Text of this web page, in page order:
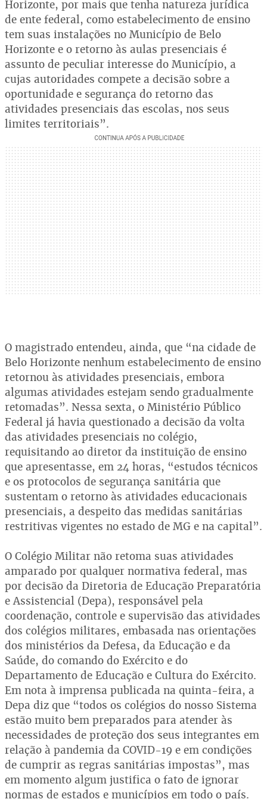
Horizonte, por mais que tenha natureza jurídica
de ente federal, como estabelecimento de ensino
tem suas instalações no Município de Belo
Horizonte e o retorno às aulas presenciais é
assunto de peculiar interesse do Município, a
cujas autoridades compete a decisão sobre a
oportunidade e segurança do retorno das
atividades presenciais das escolas, nos seus
limites territoriais”.
O magistrado entendeu, ainda, que “na cidade de
Belo Horizonte nenhum estabelecimento de ensino
retornou às atividades presenciais, embora
algumas atividades estejam sendo gradualmente
retomadas”. Nessa sexta, o Ministério Público
Federal já havia questionado a decisão da volta
das atividades presenciais no colégio,
requisitando ao diretor da instituição de ensino
que apresentasse, em 24 horas, “estudos técnicos
e os protocolos de segurança sanitária que
sustentam o retorno às atividades educacionais
presenciais, a despeito das medidas sanitárias
restritivas vigentes no estado de MG e na capital”.
O Colégio Militar não retoma suas atividades
amparado por qualquer normativa federal, mas
por decisão da Diretoria de Educação Preparatória
e Assistencial (Depa), responsável pela
coordenação, controle e supervisão das atividades
dos colégios militares, embasada nas orientações
dos ministérios da Defesa, da Educação e da
Saúde, do comando do Exército e do
Departamento de Educação e Cultura do Exército.
Em nota à imprensa publicada na quinta-feira, a
Depa diz que “todos os colégios do nosso Sistema
estão muito bem preparados para atender às
necessidades de proteção dos seus integrantes em
relação à pandemia da COVID-19 e em condições
de cumprir as regras sanitárias impostas”, mas
em momento algum justifica o fato de ignorar
normas de estados e municípios em todo o país.